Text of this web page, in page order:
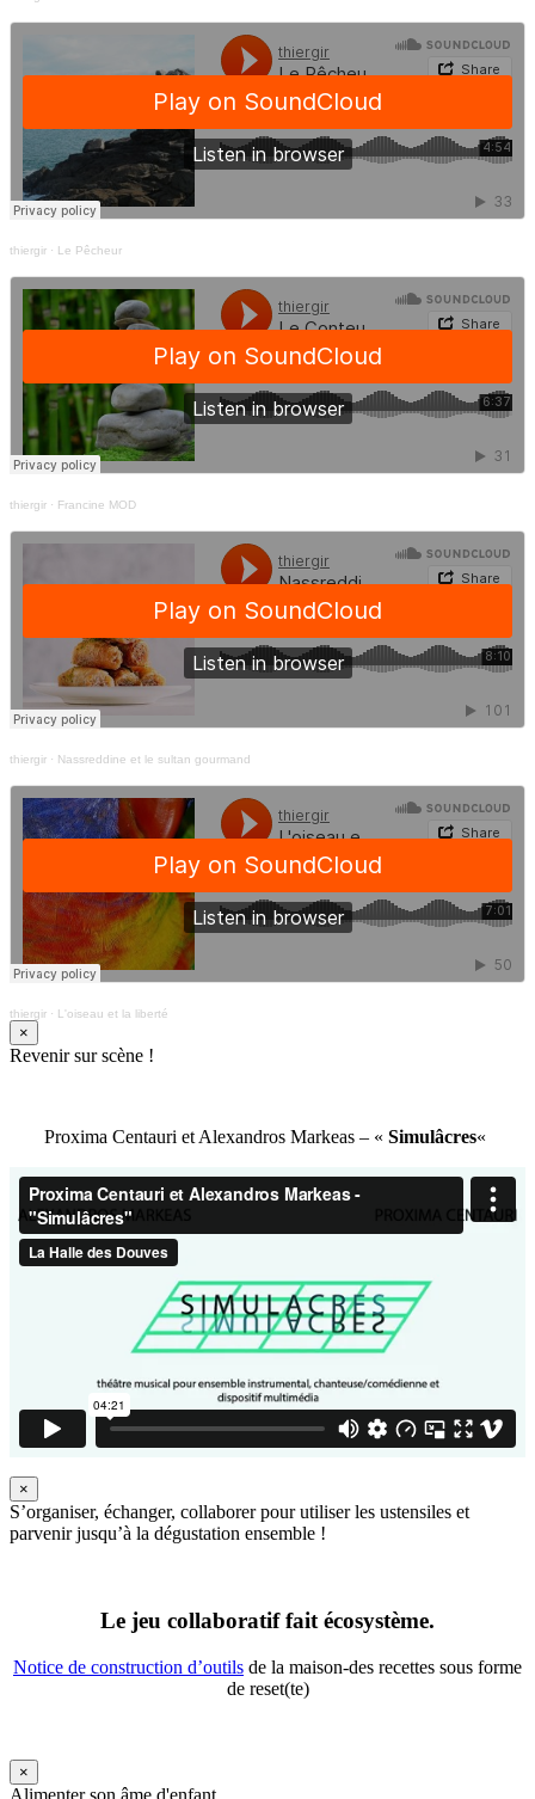
thiergir · Le Pêcheur
thiergir · Francine MOD
thiergir · Nassreddine et le sultan gourmand
thiergir · L'oiseau et la liberté
×
Revenir sur scène !
Proxima Centauri et Alexandros Markeas – « Simulâcres«
×
S’organiser, échanger, collaborer pour utiliser les ustensiles et
parvenir jusqu’à la dégustation ensemble !
Le jeu collaboratif fait écosystème.
Notice de construction d’outils de la maison-des recettes sous forme
de reset(te)
×
Alimenter son âme d'enfant